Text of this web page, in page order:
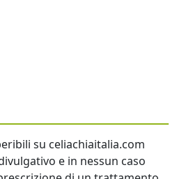
su celiachiaitalia.com
e in nessun caso